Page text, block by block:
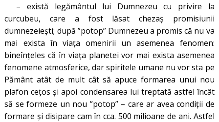
– există legământul lui Dumnezeu cu privire la
curcubeu, care a fost lăsat chezaș promisiunii
dumnezeiești; după ”potop” Dumnezeu a promis că nu va
mai exista în viața omenirii un asemenea fenomen:
bineînțeles că în viața planetei vor mai exista asemenea
fenomene atmosferice, dar spiritele umane nu vor sta pe
Pământ atât de mult cât să apuce formarea unui nou
plafon cețos și apoi condensarea lui treptată astfel încât
să se formeze un nou ”potop” – care ar avea condiții de
formare și disipare cam în cca. 500 milioane de ani. Astfel